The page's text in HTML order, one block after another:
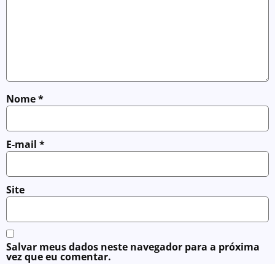
Nome*
E-mail *
Site
Salvar meus dados neste navegador para a próxima
vez que eu comentar.